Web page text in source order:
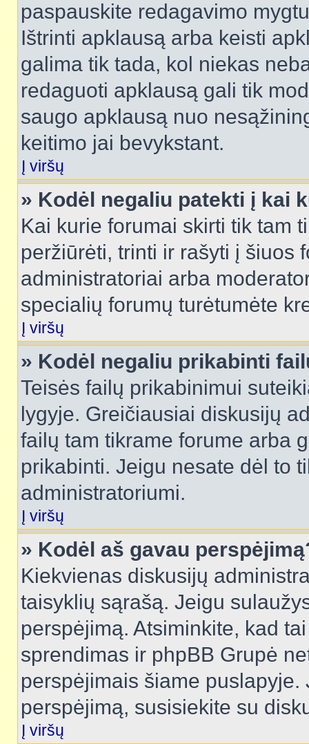
paspauskite redagavimo
Ištrinti apklausą arba keisti
galima tik tada, kol niekas
redaguoti apklausą gali tik
saugo apklausą nuo
keitimo jai bevykstant.
Į viršų
» Kodėl negaliu patekti į kai
Kai kurie forumai skirti tik tam
peržiūrėti, trinti ir rašyti į šiuos
administratoriai arba
specialių forumų turėtumėte
Į viršų
» Kodėl negaliu prikabinti
Teisės failų prikabinimui
lygyje. Greičiausiai diskusijų
failų tam tikrame forume arba
prikabinti. Jeigu nesate dėl to
administratoriumi.
Į viršų
» Kodėl aš gavau
Kiekvienas diskusijų
taisyklių sąrašą. Jeigu
perspėjimą. Atsiminkite, kad
sprendimas ir phpBB Grupė
perspėjimais šiame
perspėjimą, susisiekite su
Į viršų